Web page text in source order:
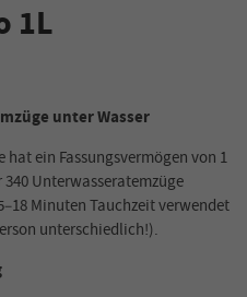
1L
unter Wasser
hat ein Fassungsvermögen von 1
Unterwasseratemzüge
Minuten Tauchzeit verwendet
unterschiedlich!).